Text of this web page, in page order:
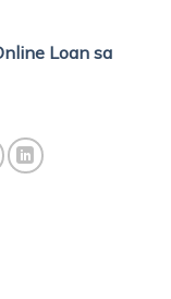
Loan sa